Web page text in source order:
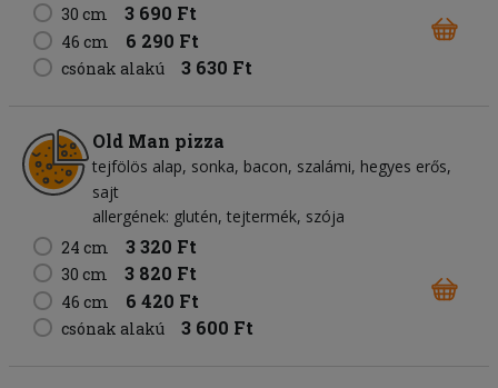
30 cm 3 690 Ft
46 cm 6 290 Ft
csónak alakú 3 630 Ft
Old Man pizza
tejfölös alap sonka bacon szalámi hegyes erős
sajt
allergének: glutén, tejtermék, szója
24 cm
3 320 Ft
30 cm 3 820 Ft
46 cm 6 420 Ft
csónak alakú 3 600 Ft